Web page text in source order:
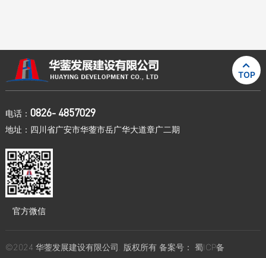

TOP
电话： 0826- 4857029
地址：四川省广安市华蓥市岳广华大道章广二期
官方微信
©2024 华蓥发展建设有限公司. 版权所有 备案号： 蜀ICP备